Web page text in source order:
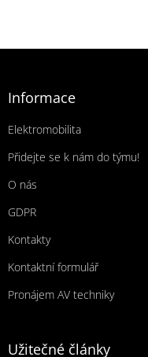
Zápatí
Informace
Elektromobilita
Přidejte se k nám do týmu!
O nás
GDPR
Kontakty
Kontaktní formulář
Pronájem AV techniky
Užitečné články